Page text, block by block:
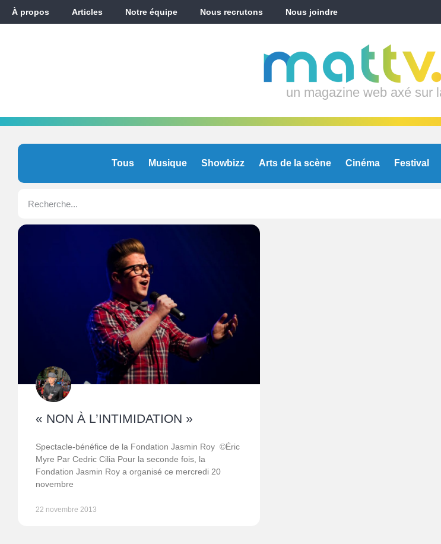
À propos Articles Notre équipe Nous recrutons Nous joindre
un magazine web axé sur
Tous Musique Showbizz Arts de la scène Cinéma Festival
« NON À L’INTIMIDATION »
Spectacle-bénéfice de la Fondation Jasmin Roy ©Éric
Myre Par Cedric Cilia Pour la seconde fois, la
Fondation Jasmin Roy a organisé ce mercredi 20
novembre
22 novembre 2013